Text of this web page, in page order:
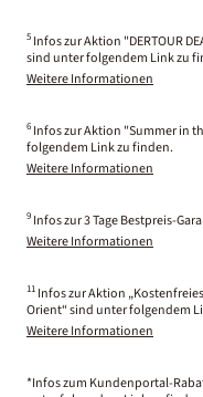
5 Infos zur Aktion "DERTOUR
sind unter folgendem Link zu
Weitere Informationen
6 Infos zur Aktion "Summer in
folgendem Link zu finden.
Weitere Informationen
9 Infos zur 3 Tage Bestpreis-
Weitere Informationen
11 Infos zur Aktion
Orient“ sind unter folgendem
Weitere Informationen
*Infos zum Kundenportal-